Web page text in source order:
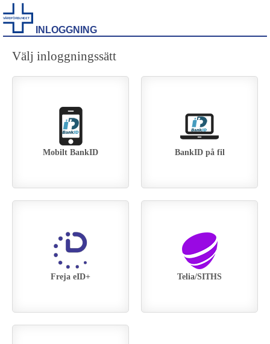
INLOGGNING
Välj inloggningssätt
Mobilt BankID BankID på fil
Telia/SITHS
Freja eID+